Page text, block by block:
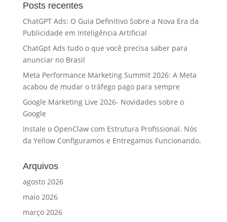
Posts recentes
ChatGPT Ads: O Guia Definitivo Sobre a Nova Era da
Publicidade em Inteligência Artificial
ChatGpt Ads tudo o que você precisa saber para
anunciar no Brasil
Meta Performance Marketing Summit 2026: A Meta
acabou de mudar o tráfego pago para sempre
Google Marketing Live 2026- Novidades sobre o
Google
Instale o OpenClaw com Estrutura Profissional. Nós
da Yellow Configuramos e Entregamos Funcionando.
Arquivos
agosto 2026
maio 2026
março 2026